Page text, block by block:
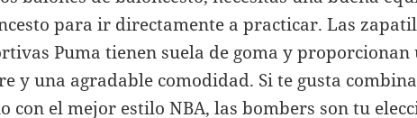
para ir directamente a practicar. Las
Puma tienen suela de goma y proporcionan
y una agradable comodidad. Si te gusta
con el mejor estilo NBA, las bombers son tu